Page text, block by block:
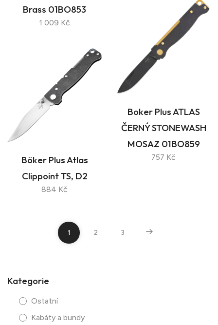
Brass 01BO853
1 009 Kč
Boker Plus ATLAS
ČERNÝ STONEWASH
MOSAZ 01BO859
757 Kč
Böker Plus Atlas
Clippoint TS, D2
884 Kč
1 2 3
Kategorie
Ostatní
Kabáty a bundy